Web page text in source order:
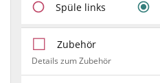
Spüle links
Zubehör
Details zum Zubehör